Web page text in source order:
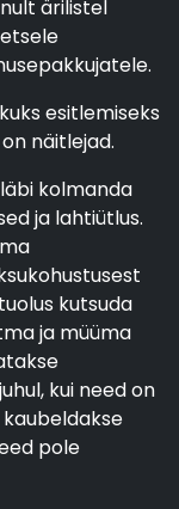
ärilistel
esitlemiseks
näitlejad.
kolmanda
ja lahtiütlus.
kutsuda
ja müüma
kui need on
pole